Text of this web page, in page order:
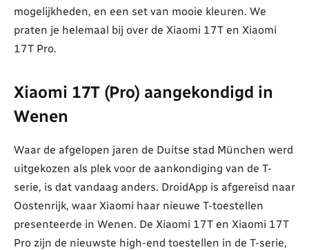
mogelijkheden, en een set van mooie kleuren. We
praten je helemaal bij over de Xiaomi 17T en Xiaomi
17T Pro.
Xiaomi 17T (Pro) aangekondigd in
Wenen
Waar de afgelopen jaren de Duitse stad München werd
uitgekozen als plek voor de aankondiging van de T-
serie, is dat vandaag anders. DroidApp is afgereisd naar
Oostenrijk, waar Xiaomi haar nieuwe T-toestellen
presenteerde in Wenen. De Xiaomi 17T en Xiaomi 17T
Pro zijn de nieuwste high-end toestellen in de T-serie,